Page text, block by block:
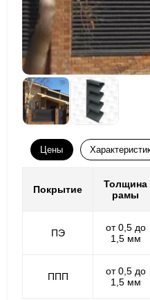
Цены
Покрытие
Толщина
рамы
ПЭ
от 0,5 до
1,5 мм
ППП
от 0,5 до
1,5 мм